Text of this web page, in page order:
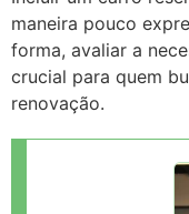
maneira pouco
forma, avaliar a
crucial para quem
renovação.